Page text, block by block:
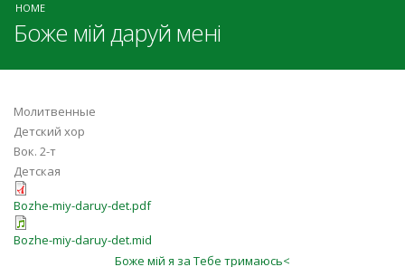
HOME
Боже мій даруй мені
Молитвенные
Детский хор
Вок. 2-т
Детская
Bozhe-miy-daruy-det.pdf
Bozhe-miy-daruy-det.mid
Боже мiй я за Тебе тримаюсь<